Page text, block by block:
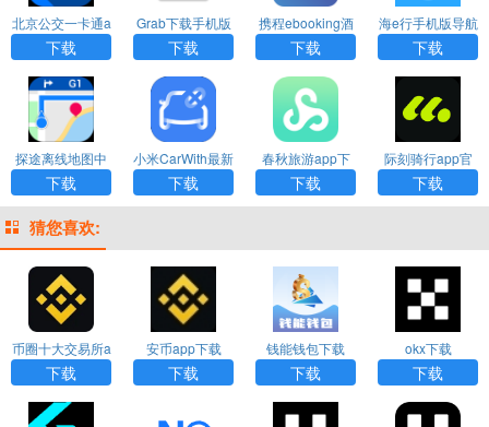
北京公交一卡通a
pp下载安装最新
版本
下载
Grab下载手机版
下载
携程ebooking酒
店管理系统
下载
海e行手机版导航
海图下载
下载
探途离线地图中
文版本
下载
小米CarWith最新
版下载
下载
春秋旅游app下
载安卓版
下载
际刻骑行app官
方下载
下载
猜您喜欢:
币圈十大交易所a
pp下载
下载
安币app下载
下载
钱能钱包下载
下载
okx下载
下载